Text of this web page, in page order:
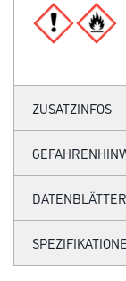
ZUSATZINFOS
DATENBLÄTTER